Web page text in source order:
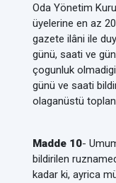
Oda Yönetim
üyelerine en az
gazete ilâni ile
günü, saati ve
çogunluk
günü ve saati
olaganüstü
Madde 10-
bildirilen
kadar ki, ayrica